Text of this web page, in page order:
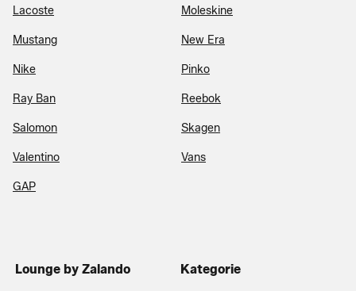
Lacoste Moleskine
Mustang New Era
Nike Pinko
Ray Ban Reebok
Salomon Skagen
Valentino Vans
GAP
Lounge by Zalando Kategorie